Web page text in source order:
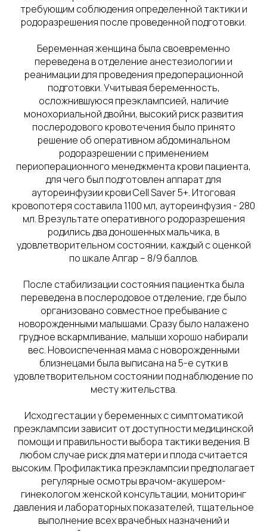
требующим соблюдения определенной тактики и
родоразрешения после проведенной подготовки.
Беременная женщина была своевременно
переведена в отделение анестезиологии и
реанимации для проведения предоперационной
подготовки. Учитывая беременность,
осложнившуюся преэклампсией, наличие
монохориальной двойни, высокий риск развития
послеродового кровотечения было принято
решение об оперативном абдоминальном
родоразрешении с применением
периоперационного менеджмента крови пациента,
для чего был подготовлен аппарат для
аутореинфузии крови Cell Saver 5+. Итоговая
кровопотеря составила 1100 мл, аутореинфузия - 280
мл. В результате оперативного родоразрешения
родились два доношенных мальчика, в
удовлетворительном состоянии, каждый с оценкой
по шкале Апгар – 8/9 баллов.
После стабилизации состояния пациентка была
переведена в послеродовое отделение, где было
организовано совместное пребывание с
новорожденными малышами. Сразу было налажено
грудное вскармливание, малыши хорошо набирали
вес. Новоиспеченная мама с новорожденными
близнецами была выписана на 5-е сутки в
удовлетворительном состоянии под наблюдение по
месту жительства.
Исход гестации у беременных с симптоматикой
преэклампсии зависит от доступности медицинской
помощи и правильности выбора тактики ведения. В
любом случае риск для матери и плода считается
высоким. Профилактика преэклампсии предполагает
регулярные осмотры врачом-акушером-
гинекологом женской консультации, мониторинг
давления и лабораторных показателей, тщательное
выполнение всех врачебных назначений и